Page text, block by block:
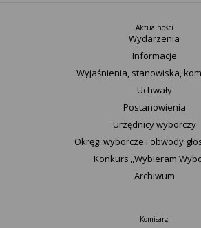
Aktualności
Wydarzenia
Informacje
Wyjaśnienia, stanowiska,
Uchwały
Postanowienia
Urzędnicy wyborczy
Okręgi wyborcze i obwody
Konkurs „Wybieram
Archiwum
Komisarz